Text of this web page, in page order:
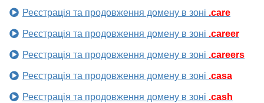
Реєстрація та продовження домену в зоні .care
Реєстрація та продовження домену в зоні .career
Реєстрація та продовження домену в зоні .careers
Реєстрація та продовження домену в зоні .casa
Реєстрація та продовження домену в зоні .cash